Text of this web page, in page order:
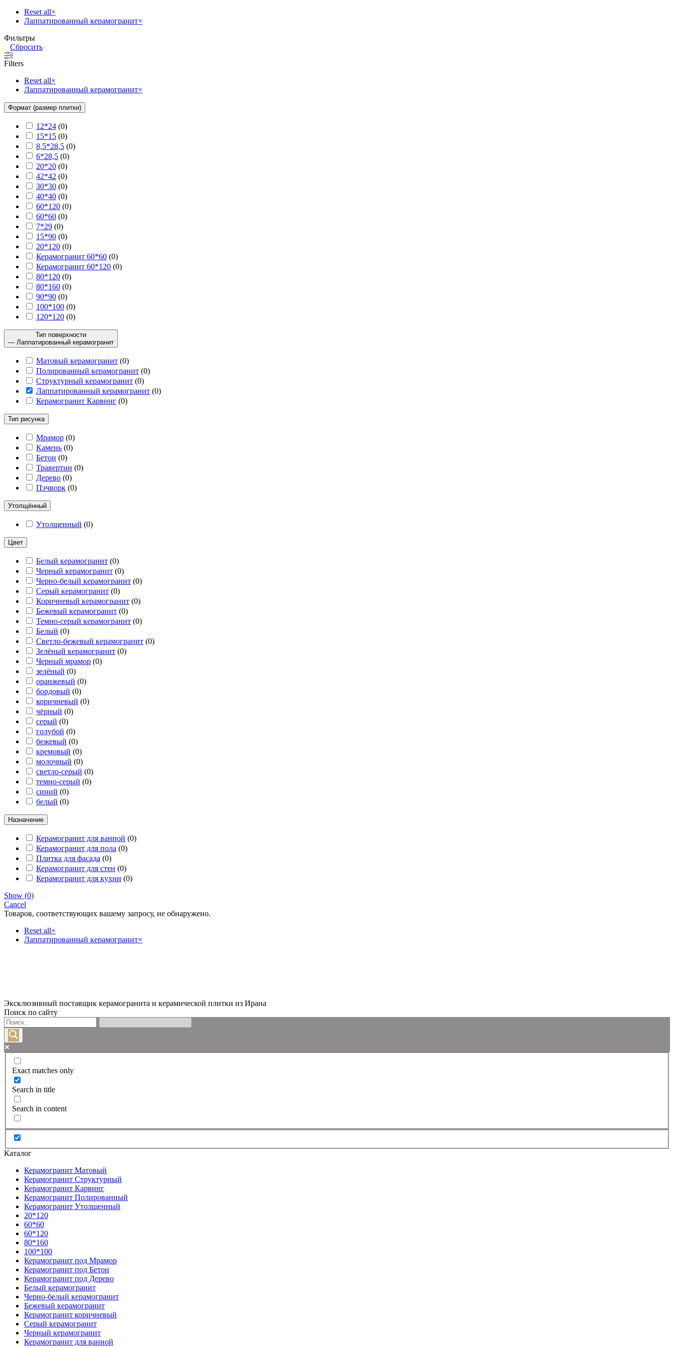
Reset all×
Лаппатированный керамогранит×
Фильтры
Сбросить
Filters
Reset all×
Лаппатированный керамогранит×
Формат (размер плитки)
12*24 (0)
15*15 (0)
8,5*28,5 (0)
6*28,5 (0)
20*20 (0)
42*42 (0)
30*30 (0)
40*40 (0)
60*120 (0)
60*60 (0)
7*29 (0)
15*90 (0)
20*120 (0)
Керамогранит 60*60 (0)
Керамогранит 60*120 (0)
80*120 (0)
80*160 (0)
90*90 (0)
100*100 (0)
120*120 (0)
Тип поверхности
— Лаппатированный керамогранит
Матовый керамогранит (0)
Полированный керамогранит (0)
Структурный керамогранит (0)
Лаппатированный керамогранит (0)
Керамогранит Карвинг (0)
Тип рисунка
Мрамор (0)
Камень (0)
Бетон (0)
Травертин (0)
Дерево (0)
Пэчворк (0)
Утолщённый
Утолщенный (0)
Цвет
Белый керамогранит (0)
Черный керамогранит (0)
Черно-белый керамогранит (0)
Серый керамогранит (0)
Коричневый керамогранит (0)
Бежевый керамогранит (0)
Темно-серый керамогранит (0)
Белый (0)
Светло-бежевый керамогранит (0)
Зелёный керамогранит (0)
Черный мрамор (0)
зелёный (0)
оранжевый (0)
бордовый (0)
коричневый (0)
чёрный (0)
серый (0)
голубой (0)
бежевый (0)
кремовый (0)
молочный (0)
светло-серый (0)
темно-серый (0)
синий (0)
белый (0)
Назначение
Керамогранит для ванной (0)
Керамогранит для пола (0)
Плитка для фасада (0)
Керамогранит для стен (0)
Керамогранит для кухни (0)
Show (0)
Cancel
Товаров, соответствующих вашему запросу, не обнаружено.
Reset all×
Лаппатированный керамогранит×
Эксклюзивный поставщик керамогранита и керамической плитки из Ирана
Поиск по сайту
Exact matches only
Search in title
Search in content
Каталог
Керамогранит Матовый
Керамогранит Структурный
Керамогранит Карвинг
Керамогранит Полированный
Керамогранит Утолщенный
20*120
60*60
60*120
80*160
100*100
Керамогранит под Мрамор
Керамогранит под Бетон
Керамогранит под Дерево
Белый керамогранит
Черно-белый керамогранит
Бежевый керамогранит
Керамогранит коричневый
Серый керамогранит
Черный керамогранит
Керамогранит для ванной